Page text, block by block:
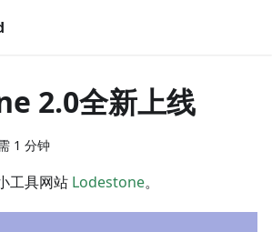
2.0全新上线
1 分钟
工具网站 Lodestone。